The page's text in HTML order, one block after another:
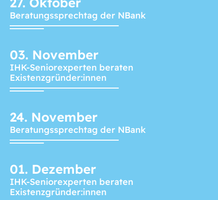
Beratungssprechtag der NBank
03. November
IHK-Seniorexperten beraten
Existenzgründer:innen
24. November
Beratungssprechtag der NBank
01. Dezember
IHK-Seniorexperten beraten
Existenzgründer:innen